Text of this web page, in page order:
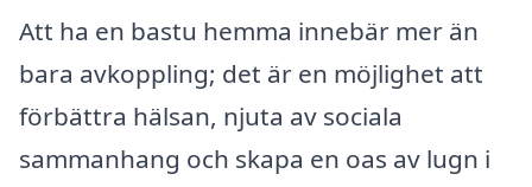
Att ha en bastu hemma innebär mer än
bara avkoppling; det är en möjlighet att
förbättra hälsan, njuta av sociala
sammanhang och skapa en oas av lugn i